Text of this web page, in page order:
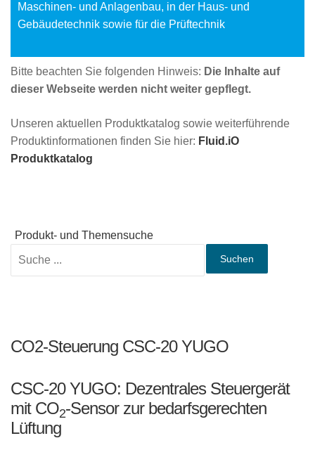
Maschinen- und Anlagenbau, in der Haus- und
Gebäudetechnik sowie für die Prüftechnik
Bitte beachten Sie folgenden Hinweis: Die Inhalte auf
dieser Webseite werden nicht weiter gepflegt.
Unseren aktuellen Produktkatalog sowie weiterführende
Produktinformationen finden Sie hier: Fluid.iO
Produktkatalog
Produkt- und Themensuche
Suchen
CO2-Steuerung CSC-20 YUGO
CSC-20 YUGO: Dezentrales Steuergerät
mit CO2-Sensor zur bedarfsgerechten
Lüftung